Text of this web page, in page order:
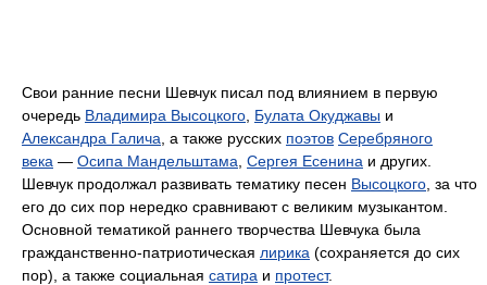
Свои ранние песни Шевчук писал под влиянием в первую
очередь Владимира Высоцкого Булата Окуджавы и
Александра Галича , а также русских поэтов Серебряного
века — Осипа Мандельштама Сергея Есенина и других.
Шевчук продолжал развивать тематику песен Высоцкого , за что
его до сих пор нередко сравнивают с великим музыкантом.
Основной тематикой раннего творчества Шевчука была
гражданственно-патриотическая лирика (сохраняется до сих
пор), а также социальная сатира и протест.